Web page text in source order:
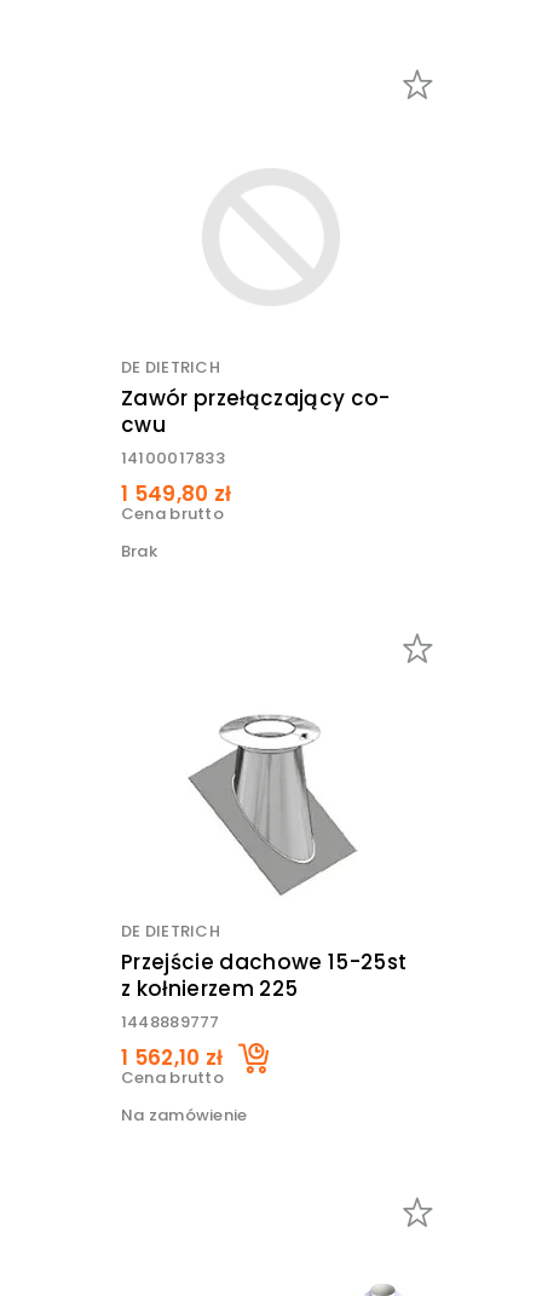
DE DIETRICH
Zawór przełączający co-
cwu
14100017833
1 549,80 zł
Cena brutto
Brak
DE DIETRICH
Przejście dachowe 15-25st
z kołnierzem 225
1448889777
1 562,10 zł
Cena brutto
Na zamówienie